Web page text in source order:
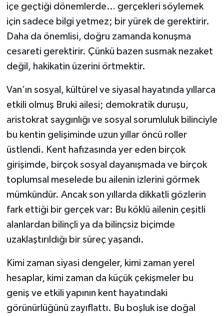
içe geçtiği dönemlerde… gerçekleri söylemek
için sadece bilgi yetmez; bir yürek de gerektirir.
Daha da önemlisi, doğru zamanda konuşma
cesareti gerektirir. Çünkü bazen susmak nezaket
değil, hakikatin üzerini örtmektir.
Van’ın sosyal, kültürel ve siyasal hayatında yıllarca
etkili olmuş Bruki ailesi; demokratik duruşu,
aristokrat saygınlığı ve sosyal sorumluluk bilinciyle
bu kentin gelişiminde uzun yıllar öncü roller
üstlendi. Kent hafızasında yer eden birçok
girişimde, birçok sosyal dayanışmada ve birçok
toplumsal meselede bu ailenin izlerini görmek
mümkündür. Ancak son yıllarda dikkatli gözlerin
fark ettiği bir gerçek var: Bu köklü ailenin çeşitli
alanlardan bilinçli ya da bilinçsiz biçimde
uzaklaştırıldığı bir süreç yaşandı.
Kimi zaman siyasi dengeler, kimi zaman yerel
hesaplar, kimi zaman da küçük çekişmeler bu
geniş ve etkili yapının kent hayatındaki
görünürlüğünü zayıflattı. Bu boşluk ise doğal